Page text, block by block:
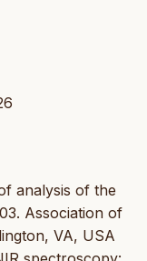
analysis of the
Association of
VA, USA